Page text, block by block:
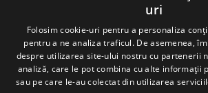
MĂ ABONEZ
uri
Folosim cookie-uri pentru a personaliza
pentru a ne analiza traficul. De asemenea,
despre utilizarea site-ului nostru cu partenerii
analiză, care le pot combina cu alte informații
sau pe care le-au colectat din utilizarea